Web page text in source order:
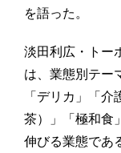
を語った。
淡田利広・トー
は、業態別テー
「デリカ」「
茶）」「極和食
伸びる業態であ